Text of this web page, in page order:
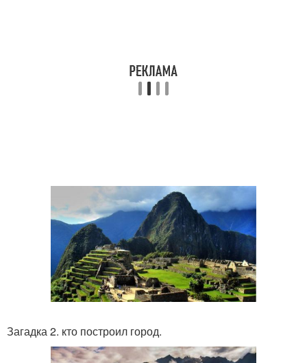
Загадка 2. кто построил город.